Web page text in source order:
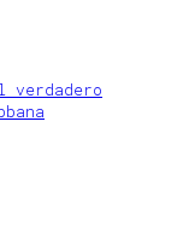
verdadero